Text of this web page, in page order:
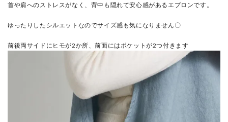
首や肩へのストレスがなく、背中も隠れて安心感があるエプロンです。
ゆったりしたシルエットなのでサイズ感も気になりません〇
前後両サイドにヒモが2か所、前面にはポケットが2つ付きます